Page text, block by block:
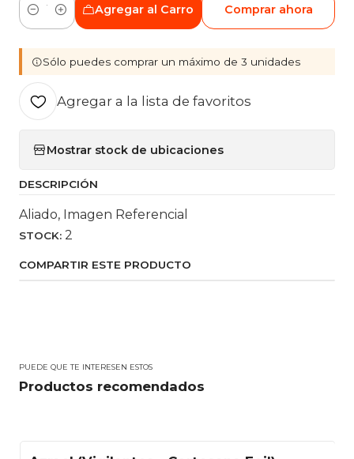
Cantidad
Agregar al Carro Comprar ahora
Sólo puedes comprar un máximo de 3 unidades
Agregar a la lista de favoritos
Mostrar stock de ubicaciones
DESCRIPCIÓN
Aliado, Imagen Referencial
STOCK: 2
COMPARTIR ESTE PRODUCTO
PUEDE QUE TE INTERESEN ESTOS
Productos recomendados